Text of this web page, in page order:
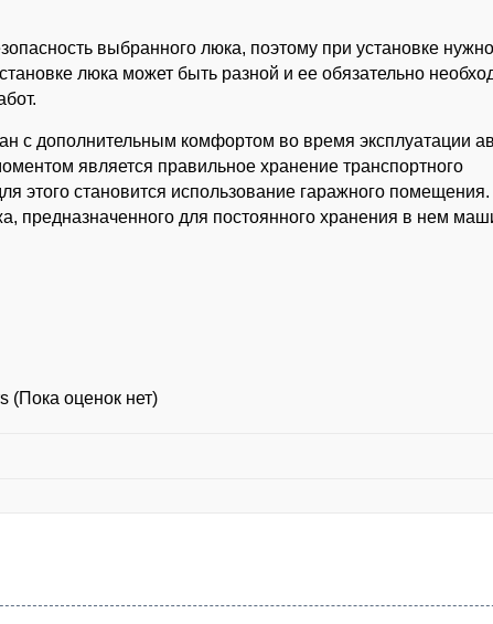
выбранного люка, поэтому при установке нужно
люка может быть разной и ее обязательно
с дополнительным комфортом во время эксплуатации
является правильное хранение транспортного
этого становится использование гаражного помещения.
предназначенного для постоянного хранения в нем
(Пока оценок нет)